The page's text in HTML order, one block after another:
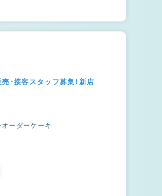
・接客スタッフ募集！新店
オーダーケーキ